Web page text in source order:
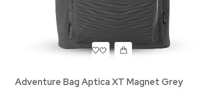
Adventure Bag Aptica XT Magnet Grey